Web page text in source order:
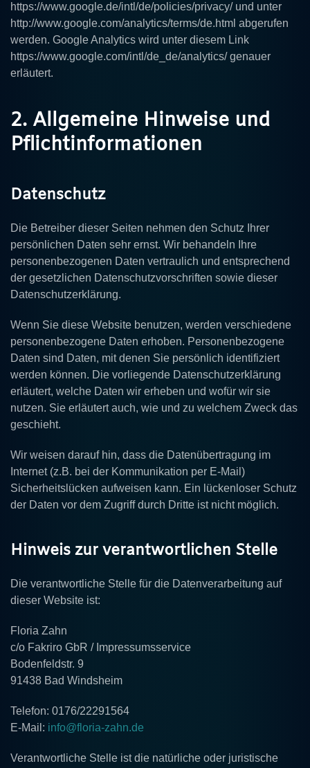
https://www.google.de/intl/de/policies/privacy/ und unter
http://www.google.com/analytics/terms/de.html abgerufen
werden. Google Analytics wird unter diesem Link
https://www.google.com/intl/de_de/analytics/ genauer
erläutert.
2. Allgemeine Hinweise und
Pflichtinformationen
Datenschutz
Die Betreiber dieser Seiten nehmen den Schutz Ihrer
persönlichen Daten sehr ernst. Wir behandeln Ihre
personenbezogenen Daten vertraulich und entsprechend
der gesetzlichen Datenschutzvorschriften sowie dieser
Datenschutzerklärung.
Wenn Sie diese Website benutzen, werden verschiedene
personenbezogene Daten erhoben. Personenbezogene
Daten sind Daten, mit denen Sie persönlich identifiziert
werden können. Die vorliegende Datenschutzerklärung
erläutert, welche Daten wir erheben und wofür wir sie
nutzen. Sie erläutert auch, wie und zu welchem Zweck das
geschieht.
Wir weisen darauf hin, dass die Datenübertragung im
Internet (z.B. bei der Kommunikation per E-Mail)
Sicherheitslücken aufweisen kann. Ein lückenloser Schutz
der Daten vor dem Zugriff durch Dritte ist nicht möglich.
Hinweis zur verantwortlichen Stelle
Die verantwortliche Stelle für die Datenverarbeitung auf
dieser Website ist:
Floria Zahn
c/o Fakriro GbR / Impressumsservice
Bodenfeldstr. 9
91438 Bad Windsheim
Telefon: 0176/22291564
E-Mail: info@floria-zahn.de
Verantwortliche Stelle ist die natürliche oder juristische